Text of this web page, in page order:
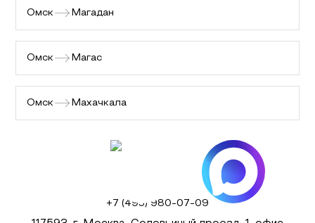
Омск Магадан
Омск Магас
Омск Махачкала
+7 (495) 980-07-09